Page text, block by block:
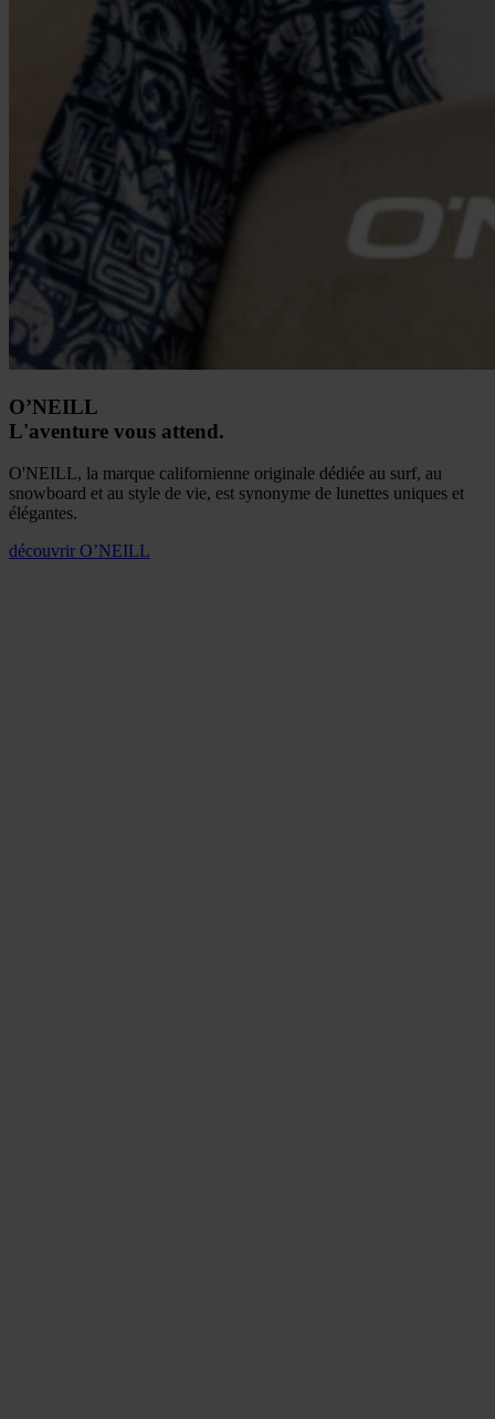
O’NEILL
L'aventure vous attend.
O'NEILL, la marque californienne originale dédiée au surf, au
snowboard et au style de vie, est synonyme de lunettes uniques et
élégantes.
découvrir O’NEILL